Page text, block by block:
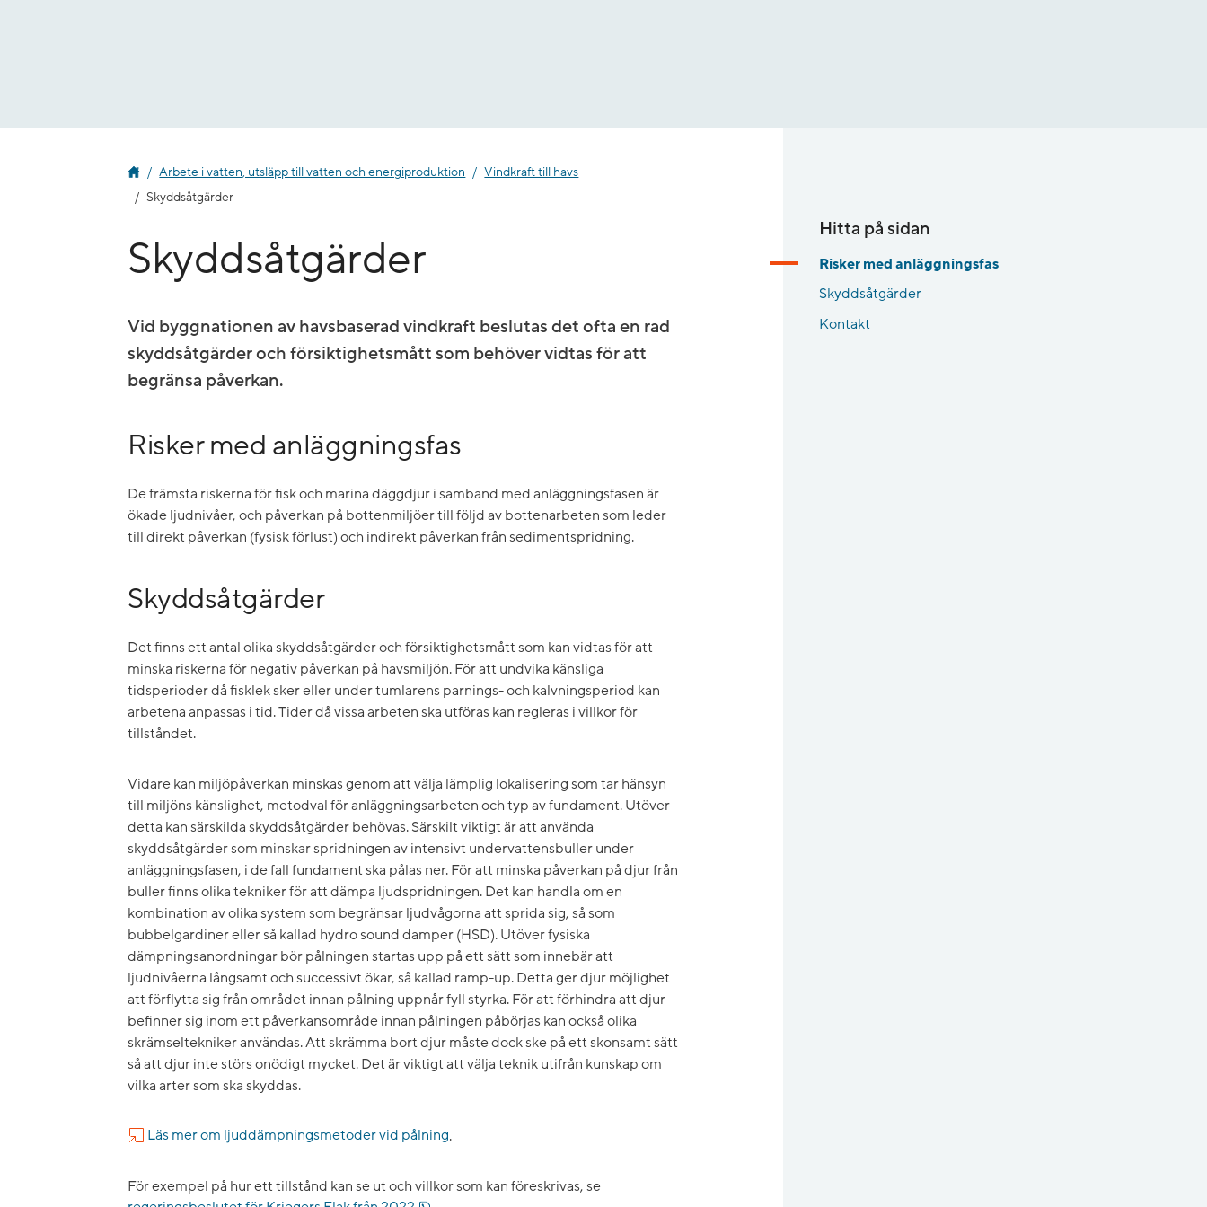
Arbete i vatten, utsläpp till vatten och energiproduktion
Vindkraft till havs
Skyddsåtgärder
Skyddsåtgärder
Vid byggnationen av havsbaserad vindkraft beslutas det ofta en rad
skyddsåtgärder och försiktighetsmått som behöver vidtas för att
begränsa påverkan.
Risker med anläggningsfas
De främsta riskerna för fisk och marina däggdjur i samband med anläggningsfasen är
ökade ljudnivåer, och påverkan på bottenmiljöer till följd av bottenarbeten som leder
till direkt påverkan (fysisk förlust) och indirekt påverkan från sedimentspridning.
Skyddsåtgärder
Det finns ett antal olika skyddsåtgärder och försiktighetsmått som kan vidtas för att
minska riskerna för negativ påverkan på havsmiljön. För att undvika känsliga
tidsperioder då fisklek sker eller under tumlarens parnings- och kalvningsperiod kan
arbetena anpassas i tid. Tider då vissa arbeten ska utföras kan regleras i villkor för
tillståndet.
Vidare kan miljöpåverkan minskas genom att välja lämplig lokalisering som tar hänsyn
till miljöns känslighet, metodval för anläggningsarbeten och typ av fundament. Utöver
detta kan särskilda skyddsåtgärder behövas. Särskilt viktigt är att använda
skyddsåtgärder som minskar spridningen av intensivt undervattensbuller under
anläggningsfasen, i de fall fundament ska pålas ner. För att minska påverkan på djur från
buller finns olika tekniker för att dämpa ljudspridningen. Det kan handla om en
kombination av olika system som begränsar ljudvågorna att sprida sig, så som
bubbelgardiner eller så kallad hydro sound damper (HSD). Utöver fysiska
dämpningsanordningar bör pålningen startas upp på ett sätt som innebär att
ljudnivåerna långsamt och successivt ökar, så kallad ramp-up. Detta ger djur möjlighet
att förflytta sig från området innan pålning uppnår fyll styrka. För att förhindra att djur
befinner sig inom ett påverkansområde innan pålningen påbörjas kan också olika
skrämseltekniker användas. Att skrämma bort djur måste dock ske på ett skonsamt sätt
så att djur inte störs onödigt mycket. Det är viktigt att välja teknik utifrån kunskap om
vilka arter som ska skyddas.
Läs mer om ljuddämpningsmetoder vid pålning.
För exempel på hur ett tillstånd kan se ut och villkor som kan föreskrivas, se
Hitta på sidan
Risker med anläggningsfas
Skyddsåtgärder
Kontakt